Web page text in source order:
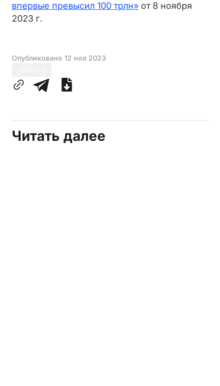
впервые превысил 100 трлн» от 8 ноября
2023 г.
Опубликовано 12 ноя 2023
Читать далее